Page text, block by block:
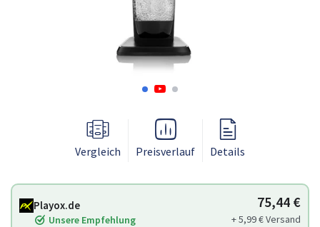
Vergleich Preisverlauf Details
Playox.de
Unsere Empfehlung
75,44 €
+ 5,99 € Versand